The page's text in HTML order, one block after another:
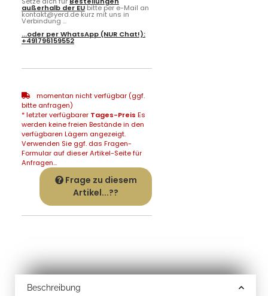
außerhalb der EUbitte per e-Mail an
kontakt@yerd.de kurz mit uns in
Verbindung ...
...oder perWhatsApp (NUR Chat!):
+491796159552
momentan nicht verfügbar (ggf.
bitte anfragen)
* letzter verfügbarer Tages-Preis Es
werden keine freien Bestände in den
verfügbaren Lägern angezeigt.
Verwenden Sie ggf. das Fragen-
Formular auf dieser Artikel-Seite für
Anfragen...
Frage zu diesem
Artikel...??
Beschreibung